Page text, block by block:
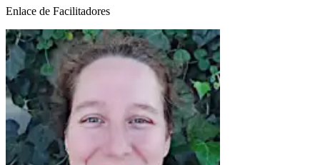
Enlace de Facilitadores